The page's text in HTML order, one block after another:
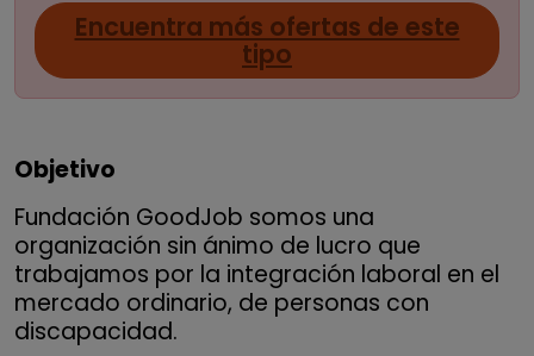
Encuentra más ofertas de este
tipo
Objetivo
Fundación GoodJob somos una
organización sin ánimo de lucro que
trabajamos por la integración laboral en el
mercado ordinario, de personas con
discapacidad.